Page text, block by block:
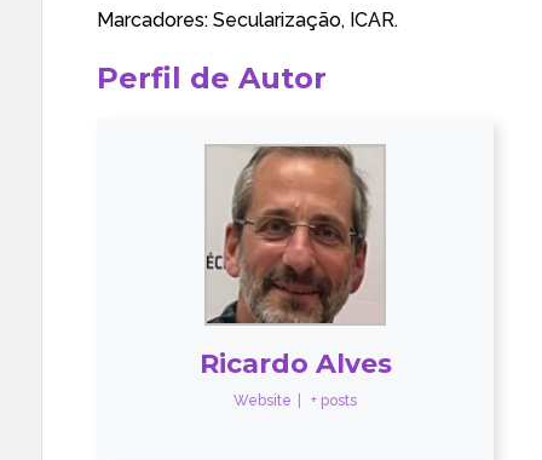
Marcadores: Secularização, ICAR.
Perfil de Autor
Ricardo Alves
Website + posts